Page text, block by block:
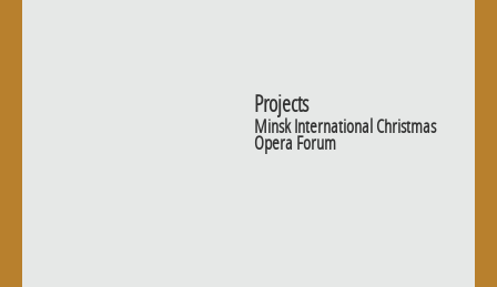
Projects
Minsk International Christmas
Opera Forum